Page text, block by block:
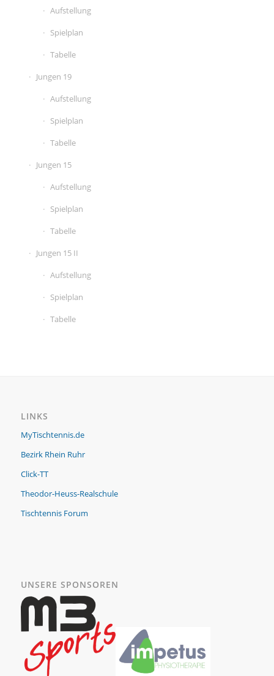
Aufstellung
Spielplan
Tabelle
Jungen 19
Aufstellung
Spielplan
Tabelle
Jungen 15
Aufstellung
Spielplan
Tabelle
Jungen 15 II
Aufstellung
Spielplan
Tabelle
LINKS
MyTischtennis.de
Bezirk Rhein Ruhr
Click-TT
Theodor-Heuss-Realschule
Tischtennis Forum
UNSERE SPONSOREN